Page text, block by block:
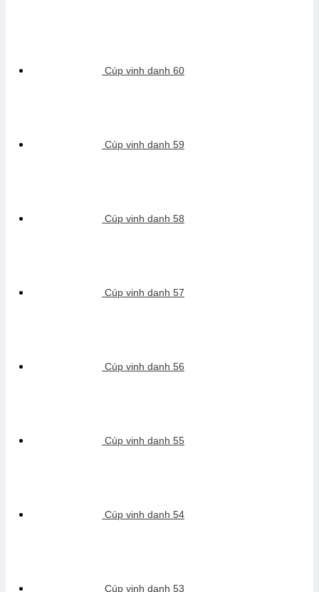
Cúp vinh danh 60
Cúp vinh danh 59
Cúp vinh danh 58
Cúp vinh danh 57
Cúp vinh danh 56
Cúp vinh danh 55
Cúp vinh danh 54
Cúp vinh danh 53